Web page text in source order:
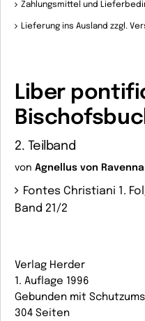
Zahlungsmittel und
Lieferung ins Ausland zzgl.
Liber
2. Teilband
von Agnellus von Ravenna
Fontes Christiani 1.
Band 21/2
Verlag Herder
1. Auflage 1996
Gebunden mit
304 Seiten